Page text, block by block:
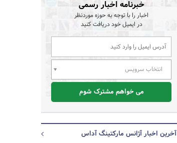
خبرنامه اخبار رسمی
اخبار را با توجه به حوزه موردنظر
در ایمیل خود دریافت کنید
انتخاب سرویس
می خواهم مشترک شوم
آخرین اخبار آژانس مارکتینگ آداس